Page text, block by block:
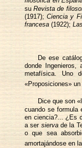
suRevista de
(1917);Ciencia y
francesa (1922);
De ese
donde
metafísica. Uno
«Proposiciones»
Dice que son
cuando se formula
en ciencia?... ¿Es
a ser siervade la
o que sea
amortajándose en